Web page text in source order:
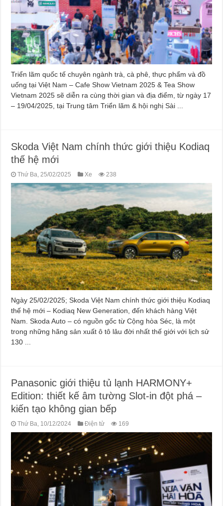
Triển lãm quốc tế chuyên ngành trà, cà phê, thực phẩm và đồ
uống tại Việt Nam – Cafe Show Vietnam 2025 & Tea Show
Vietnam 2025 sẽ diễn ra cùng thời gian và địa điểm, từ ngày 17
– 19/04/2025, tại Trung tâm Triển lãm & hội nghị Sài ...
Skoda Việt Nam chính thức giới thiệu Kodiaq
thế hệ mới
Thứ Ba, 25/02/2025 Xe 238
Ngày 25/02/2025; Skoda Việt Nam chính thức giới thiệu Kodiaq
thế hệ mới – Kodiaq New Generation, đến khách hàng Việt
Nam. Skoda Auto – có nguồn gốc từ Cộng hòa Séc, là một
trong những hãng sản xuất ô tô lâu đời nhất thế giới với lịch sử
130 ...
Panasonic giới thiệu tủ lạnh HARMONY+
Edition: thiết kế âm tường Slot-in đột phá –
kiến tạo không gian bếp
Thứ Ba, 10/12/2024 Điện tử 169